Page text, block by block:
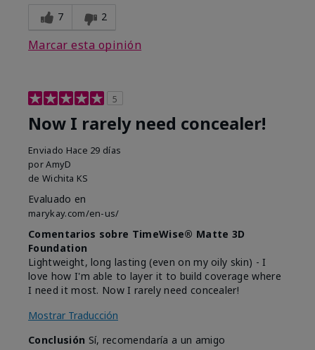
7 2
Marcar esta opinión
5
Now I rarely need concealer!
Enviado Hace 29 días
porAmyD
de Wichita KS
Evaluado en
marykay.com/en-us/
Comentarios sobre TimeWise® Matte 3D
Foundation
Lightweight, long lasting (even on my oily skin) - I
love how I'm able to layer it to build coverage where
I need it most. Now I rarely need concealer!
Mostrar Traducción
Conclusión Sí, recomendaría a un amigo